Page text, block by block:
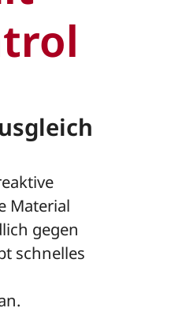
Material
gegen
schnelles